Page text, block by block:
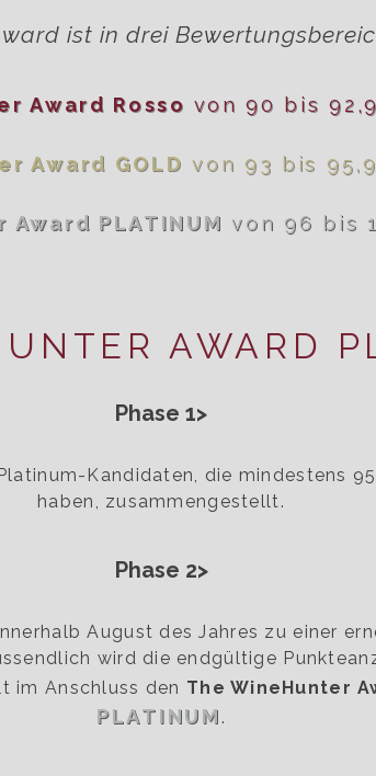
ist in drei
Award Rosso von 90 bis
Award GOLD von 93 bis
PLATINUM von 96 bis
AWARD
Phase 1>
Kandidaten, die mindestens
haben, zusammengestellt.
Phase 2>
August des Jahres zu einer
wird die endgültige
im Anschluss den The WineHunter
PLATINUM .